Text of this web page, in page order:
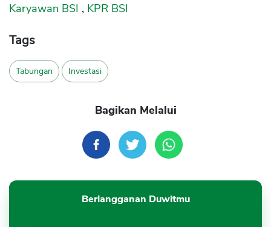
Karyawan BSI , KPR BSI
Tags
Tabungan Investasi
Bagikan Melalui
Berlangganan Duwitmu